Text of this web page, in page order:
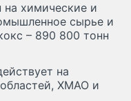
химические и
сырье и
– 890 800 тонн
на
ХМАО и